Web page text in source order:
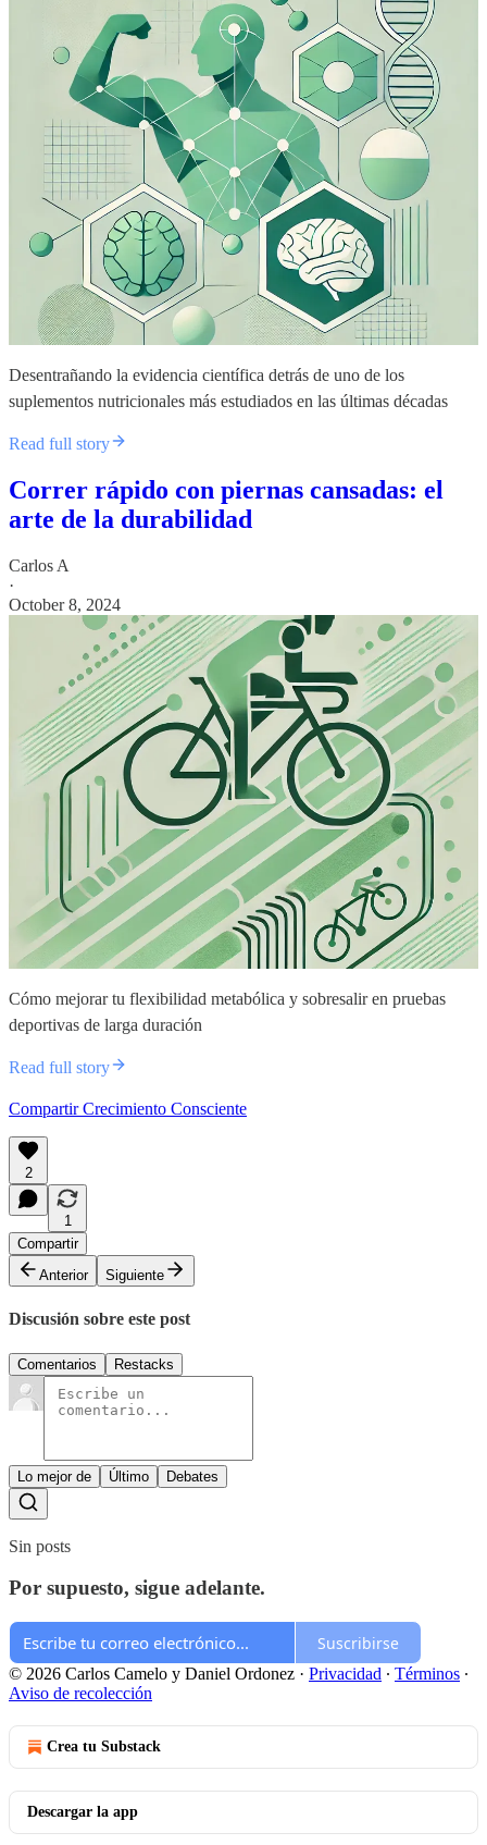
Desentrañando la evidencia científica detrás de uno de los
suplementos nutricionales más estudiados en las últimas décadas
Read full story
Correr rápido con piernas cansadas: el
arte de la durabilidad
Carlos A
·
October 8, 2024
Cómo mejorar tu flexibilidad metabólica y sobresalir en pruebas
deportivas de larga duración
Read full story
Compartir Crecimiento Consciente
2
1
Compartir
Anterior
Siguiente
Discusión sobre este post
Comentarios Restacks
Lo mejor de Último Debates
Sin posts
Por supuesto, sigue adelante.
Suscribirse
© 2026 Carlos Camelo y Daniel Ordonez · Privacidad ∙ Términos ∙
Aviso de recolección
Crea tu Substack
Descargar la app